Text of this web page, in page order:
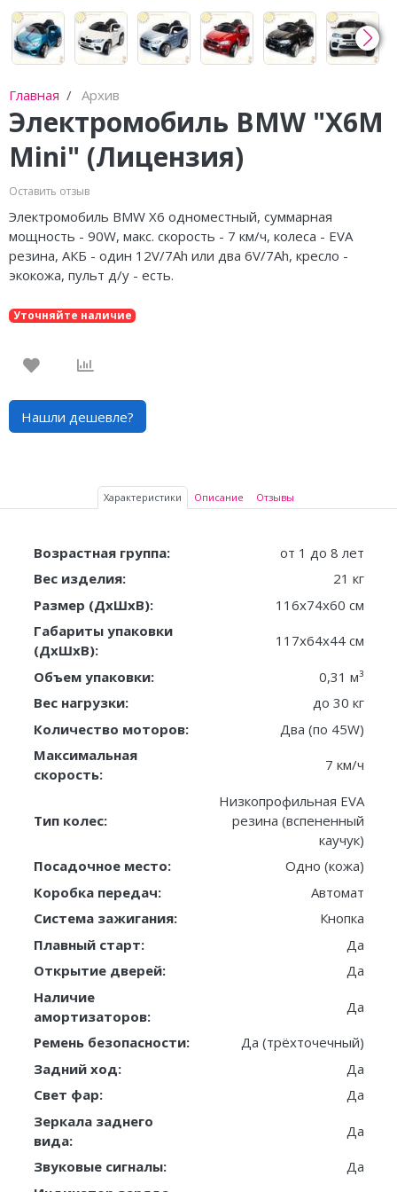
Главная Архив
Электромобиль BMW "X6M
Mini" (Лицензия)
Оставить отзыв
Электромобиль BMW X6 одноместный, суммарная
мощность - 90W, макс. скорость - 7 км/ч, колеса - EVA
резина, АКБ - один 12V/7Ah или два 6V/7Ah, кресло -
экокожа, пульт д/у - есть.
Уточняйте наличие
Нашли дешевле?
Характеристики Описание Отзывы
Возрастная группа:
от 1 до 8 лет
Вес изделия:
21 кг
Размер (ДxШxВ):
116x74x60 см
Габариты упаковки
(ДxШxВ):
117x64x44 см
Объем упаковки:
0,31 м³
Вес нагрузки:
до 30 кг
Количество моторов:
Два (по 45W)
Максимальная
скорость:
7 км/ч
Тип колес:
Низкопрофильная EVA
резина (вспененный
каучук)
Посадочное место:
Одно (кожа)
Коробка передач:
Автомат
Система зажигания:
Кнопка
Плавный старт:
Да
Открытие дверей:
Да
Наличие
амортизаторов:
Да
Ремень безопасности:
Да (трёхточечный)
Задний ход:
Да
Свет фар:
Да
Зеркала заднего
вида:
Да
Звуковые сигналы:
Да